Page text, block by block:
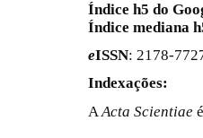
Índice h5 do
Índice mediana
eISSN: 2178-
Indexações:
A Acta Scientiae